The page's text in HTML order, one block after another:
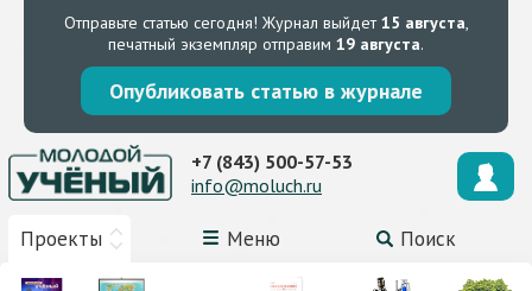
Отправьте статью сегодня! Журнал выйдет15 августа,
печатный экземпляр отправим 19 августа.
Опубликовать статью в журнале
Проекты Меню Поиск
+7 (843) 500-57-53
info@moluch.ru